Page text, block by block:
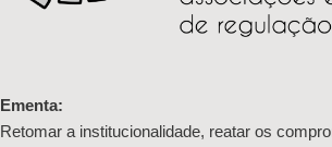
Ementa:
Retomar a institucionalidade, reatar os